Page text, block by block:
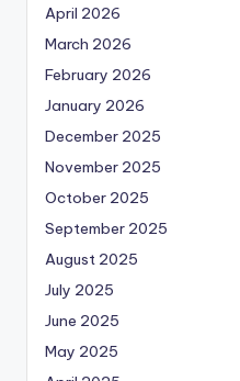
April 2026
March 2026
February 2026
January 2026
December 2025
November 2025
October 2025
September 2025
August 2025
July 2025
June 2025
May 2025